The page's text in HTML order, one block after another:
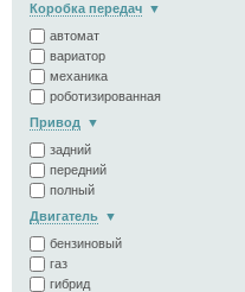
Коробка передач
автомат
вариатор
механика
роботизированная
Привод
задний
передний
полный
Двигатель
бензиновый
газ
гибрид